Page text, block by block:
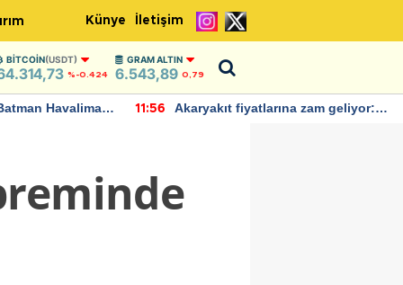
Künye İletişim
BITCOIN(USDT)
%-0.424
GRAM ALTIN
6.543,89 0,79
Havalimanı
11:56
Akaryakıt fiyatlarına zam geliyor: